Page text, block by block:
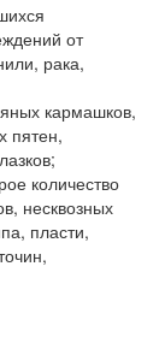
от
рака,
кармашков,
пятен,
количество
несквозных
пласти,